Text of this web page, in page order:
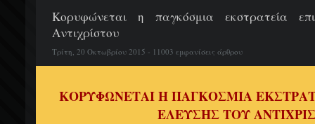
Κορυφώνεται η παγκόσμια εκστρατεία
Αντιχρίστου
Τρίτη, 20 Οκτωβρίου 2015 - 11003 εμφανίσεις άρθρου
ΚΟΡΥΦΩΝΕΤΑΙ Η ΠΑΓΚΟΣΜΙΑ
ΕΛΕΥΣΗΣ ΤΟΥ